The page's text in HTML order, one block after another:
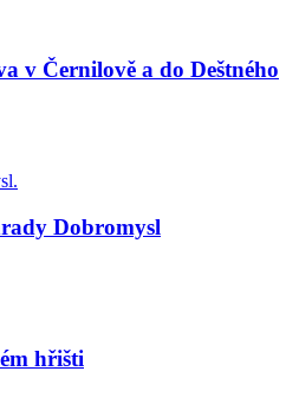
v Černilově a do Deštného
Dobromysl
hřišti